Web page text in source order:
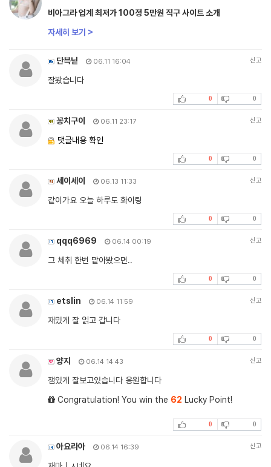
비아그라 업계 최저가 100정 5만원 직구 사이트 소개
자세히 보기 >
단븍닏 06.11 16:04 신고
잘봤습니다
0 0
꽁치구이 06.11 23:17 신고
댓글내용 확인
0 0
세이세이 06.13 11:33 신고
같이가요 오늘 하루도 화이팅
0 0
qqq6969 06.14 00:19 신고
그 체취 한번 맡아봤으면..
0 0
etslin 06.14 11:59 신고
재밌게 잘 읽고 갑니다
0 0
양지 06.14 14:43 신고
잼있게 잘보고있습니다 응원합니다
Congratulation! You win the 62 Lucky Point!
0 0
아요라아 06.14 16:39 신고